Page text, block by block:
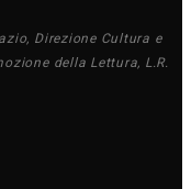
Direzione Cultura e
della Lettura, L.R.